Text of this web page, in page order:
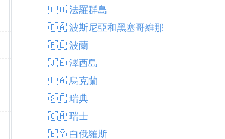
89%
4.9 mm
🇫🇴 法羅群島
🇧🇦 波斯尼亞和黑塞哥維那
🇵🇱 波蘭
🇯🇪 澤西島
🇺🇦 烏克蘭
🇸🇪 瑞典
🇨🇭 瑞士
🇧🇾 白俄羅斯